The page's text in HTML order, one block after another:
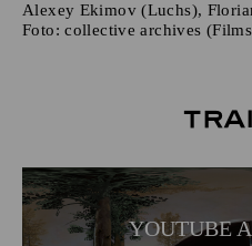
Alexey Ekimov (Luchs),
Foto: collective archives
YOUTUBE